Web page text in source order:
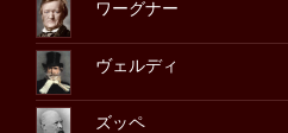
ワーグナー
ヴェルディ
ズッペ